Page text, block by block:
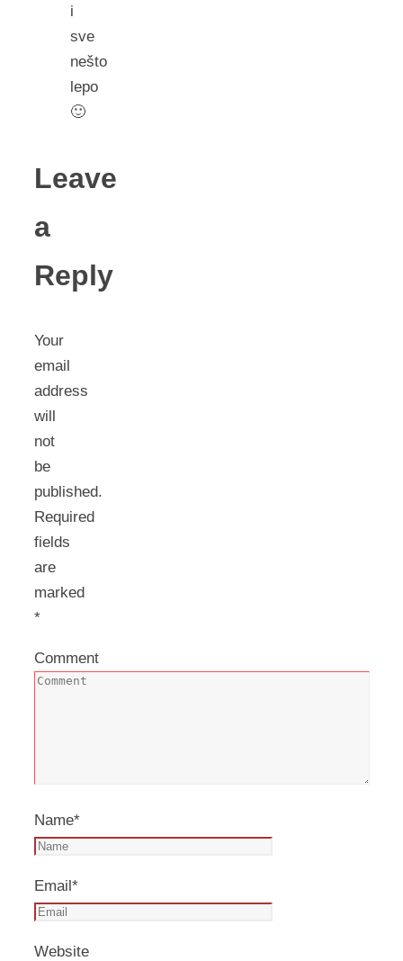
i
sve
nešto
lepo
🙂
Leave
a
Reply
Your
email
address
will
not
be
published.
Required
fields
are
marked
*
Comment
Name*
Email*
Website